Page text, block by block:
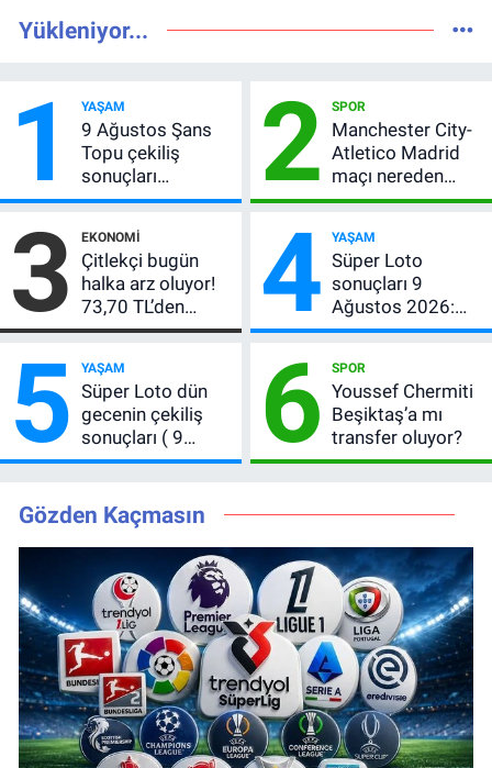
Yükleniyor...
1 YAŞAM
9 Ağustos Şans
Topu çekiliş
sonuçları
açıklandı! 5+1
büyük ikramiye
devretti
2 SPOR
Manchester City-
Atletico Madrid
maçı nereden
izlenir?
3 EKONOMI
Çitlekçi bugün
halka arz oluyor!
73,70 TL’den
CITAS için talep
düşer?
4 YAŞAM
Süper Loto
sonuçları 9
Ağustos 2026:
Kazanan
5 YAŞAM
Süper Loto dün
gecenin çekiliş
sonuçları ( 9
Ağustos 2026 ) 6
büyük ikramiye
devretti
6 SPOR
Youssef Chermiti
Beşiktaş’a mı
transfer oluyor?
Gözden Kaçmasın